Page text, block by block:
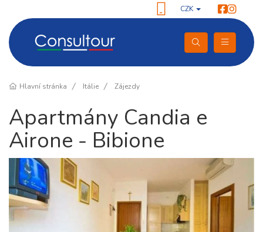
CZK
Hlavní stránka Itálie Zájezdy
Apartmány Candia e
Airone - Bibione